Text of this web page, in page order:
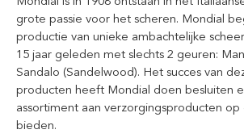
grote passie voor het scheren. Mondial
productie van unieke ambachtelijke
15 jaar geleden met slechts 2 geuren:
Sandalo (Sandelwood). Het succes van
producten heeft Mondial doen besluiten
assortiment aan verzorgingsproducten
bieden.